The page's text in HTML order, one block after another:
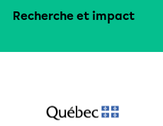
Recherche et impact